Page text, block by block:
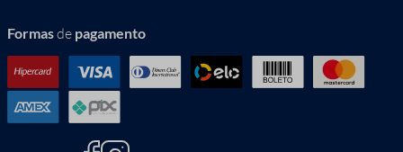
Formasde pagamento